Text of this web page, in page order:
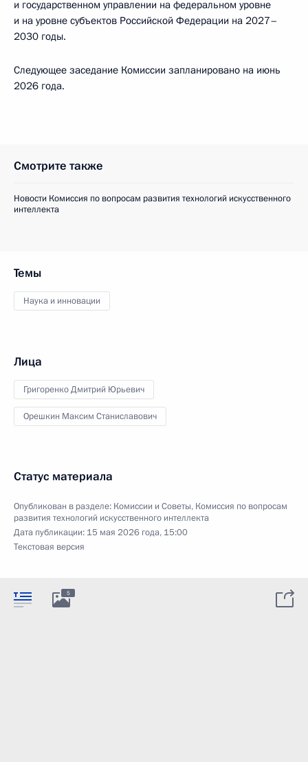
и государственном управлении на федеральном уровне
и на уровне субъектов Российской Федерации на 2027–
2030 годы.
Следующее заседание Комиссии запланировано на июнь
2026 года.
Смотрите также
Новости Комиссия по вопросам развития технологий искусственного
интеллекта
Темы
Наука и инновации
Лица
Григоренко Дмитрий Юрьевич
Орешкин Максим Станиславович
Статус материала
Опубликован в разделе: Комиссии и Советы, Комиссия по вопросам
развития технологий искусственного интеллекта
Дата публикации: 15 мая 2026 года, 15:00
Текстовая версия
5